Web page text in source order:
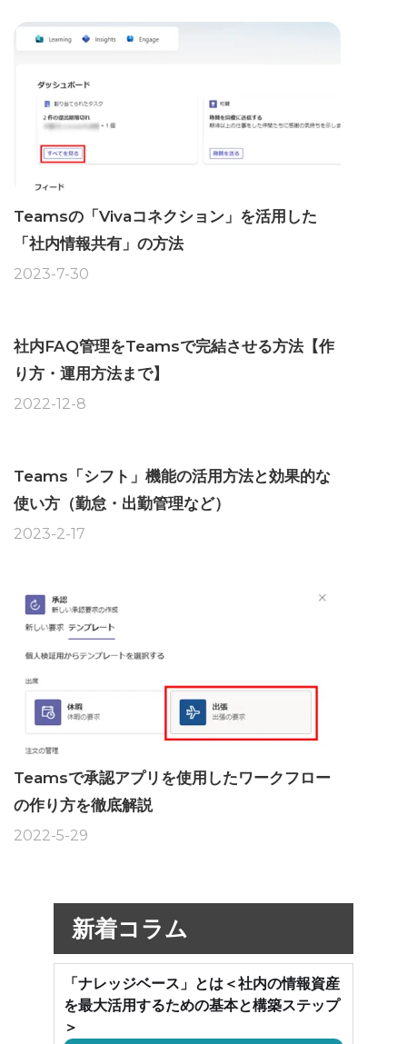
Teamsの「Vivaコネクション」を活用した
「社内情報共有」の方法
2023-7-30
社内FAQ管理をTeamsで完結させる方法【作
り方・運用方法まで】
2022-12-8
Teams「シフト」機能の活用方法と効果的な
使い方（勤怠・出勤管理など）
2023-2-17
Teamsで承認アプリを使用したワークフロー
の作り方を徹底解説
2022-5-29
新着コラム
「ナレッジベース」とは＜社内の情報資産
を最大活用するための基本と構築ステップ
＞